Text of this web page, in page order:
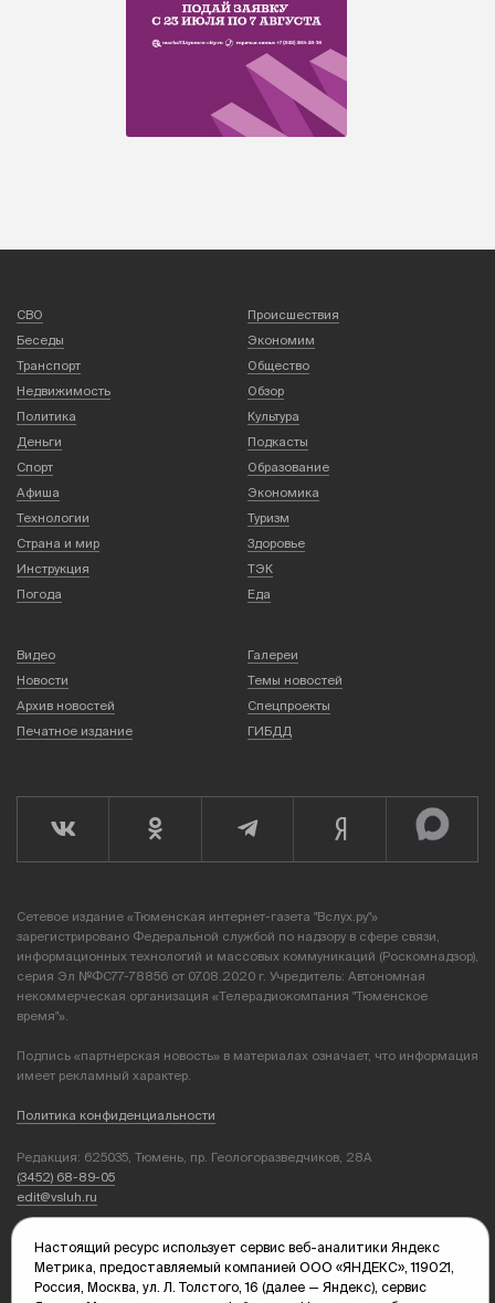
СВО
Происшествия
Беседы
Экономим
Транспорт
Общество
Недвижимость
Обзор
Политика
Культура
Деньги
Подкасты
Спорт
Образование
Афиша
Экономика
Технологии
Туризм
Страна и мир
Здоровье
Инструкция
ТЭК
Погода
Еда
Видео
Галереи
Новости
Темы новостей
Архив новостей
Спецпроекты
Печатное издание
ГИБДД
Сетевое издание «Тюменская интернет-газета "Вслух.ру"»
зарегистрировано Федеральной службой по надзору в сфере связи,
информационных технологий и массовых коммуникаций (Роскомнадзор),
серия Эл №ФС77-78856 от 07.08.2020 г. Учредитель: Автономная
некоммерческая организация «Телерадиокомпания "Тюменское
время"».
Подпись «партнерская новость» в материалах означает, что информация
имеет рекламный характер.
Политика конфиденциальности
Редакция: 625035, Тюмень, пр. Геологоразведчиков, 28А
(3452) 68-89-05
edit@vsluh.ru
kika@vsluh.ru
По вопросам рекламы:
Настоящий ресурс использует сервис веб-аналитики Яндекс
Метрика, предоставляемый компанией ООО «ЯНДЕКС», 119021,
Россия, Москва, ул. Л. Толстого, 16 (далее — Яндекс), сервис